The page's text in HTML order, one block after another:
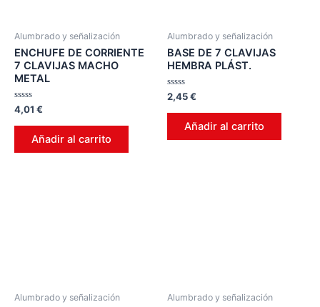
Alumbrado y señalización
ENCHUFE DE CORRIENTE
7 CLAVIJAS MACHO
METAL
Valorado
en
0
4,01 €
Añadir al carrito
Alumbrado y señalización
BASE DE 7 CLAVIJAS
HEMBRA PLÁST.
Valorado
en
0
2,45€
Añadir al carrito
Alumbrado y señalización Alumbrado y señalización